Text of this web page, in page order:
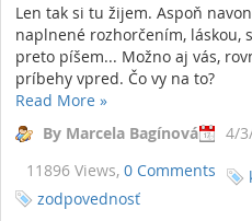
Len tak si tu žijem. Aspoň
naplnené rozhorčením, láskou,
preto píšem... Možno aj vás,
príbehy vpred. Čo vy na to?
Read More »
By Marcela Bagínová
4/
11896 Views, 0 Comments
zodpovednosť